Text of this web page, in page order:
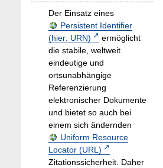
Der Einsatz eines
Persistent Identifier
(hier: URN)
ermöglicht
die stabile, weltweit
eindeutige und
ortsunabhängige
Referenzierung
elektronischer Dokumente
und bietet so auch bei
einem sich ändernden
Uniform Resource
Locator (URL)
Zitationssicherheit. Daher